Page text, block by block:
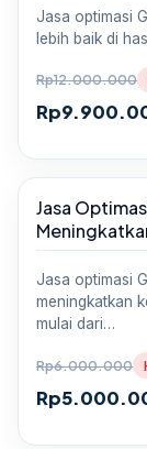
Jasa optimasi
lebih baik di
Rp12.000.000
Rp
Sale
Jasa
Jasa optimasi
meningkatkan
mulai dari…
Rp6.000.000
Rp